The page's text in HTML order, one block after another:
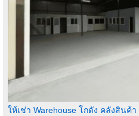
ให้เช่า Warehouse โกดัง คลังสิน